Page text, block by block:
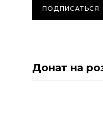
Донат на